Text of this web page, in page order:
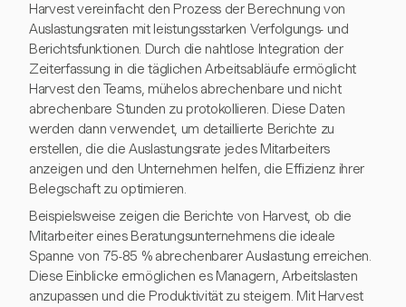
Harvest vereinfacht den Prozess der Berechnung von
Auslastungsraten mit leistungsstarken Verfolgungs- und
Berichtsfunktionen. Durch die nahtlose Integration der
Zeiterfassung in die täglichen Arbeitsabläufe ermöglicht
Harvest den Teams, mühelos abrechenbare und nicht
abrechenbare Stunden zu protokollieren. Diese Daten
werden dann verwendet, um detaillierte Berichte zu
erstellen, die die Auslastungsrate jedes Mitarbeiters
anzeigen und den Unternehmen helfen, die Effizienz ihrer
Belegschaft zu optimieren.
Beispielsweise zeigen die Berichte von Harvest, ob die
Mitarbeiter eines Beratungsunternehmens die ideale
Spanne von 75-85 % abrechenbarer Auslastung erreichen.
Diese Einblicke ermöglichen es Managern, Arbeitslasten
anzupassen und die Produktivität zu steigern. Mit Harvest